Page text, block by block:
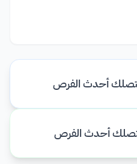
لتصلك أحدث الفرص
أحدث الفرص